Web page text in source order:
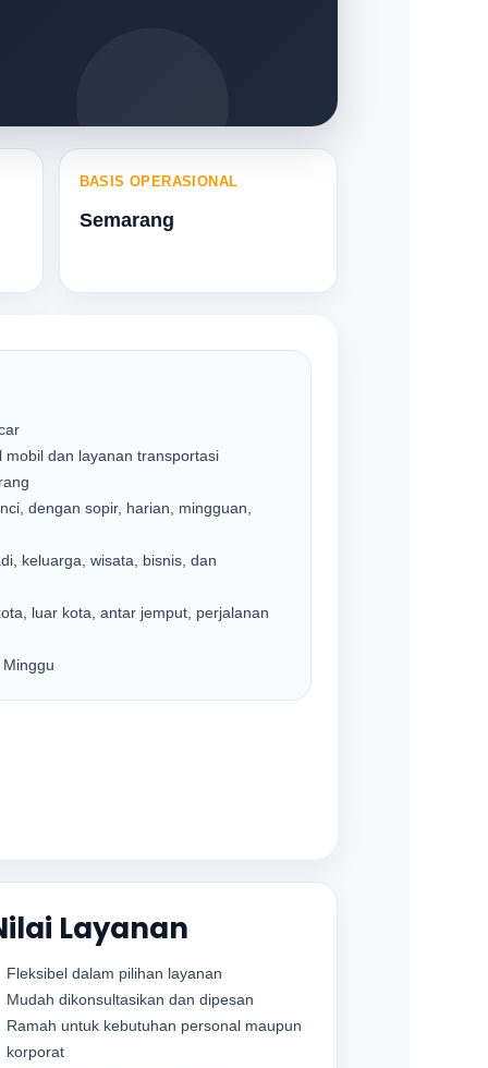
BASIS OPERASIONAL
Semarang
dan layanan transportasi
dengan sopir, harian, mingguan,
keluarga, wisata, bisnis, dan
luar kota, antar jemput, perjalanan
Layanan
Fleksibel dalam pilihan layanan
Mudah dikonsultasikan dan dipesan
Ramah untuk kebutuhan personal maupun
korporat